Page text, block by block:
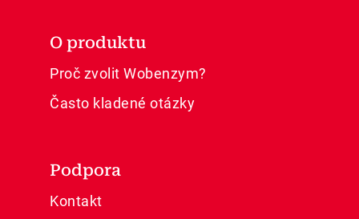
O produktu
Proč zvolit Wobenzym?
Často kladené otázky
Podpora
Kontakt